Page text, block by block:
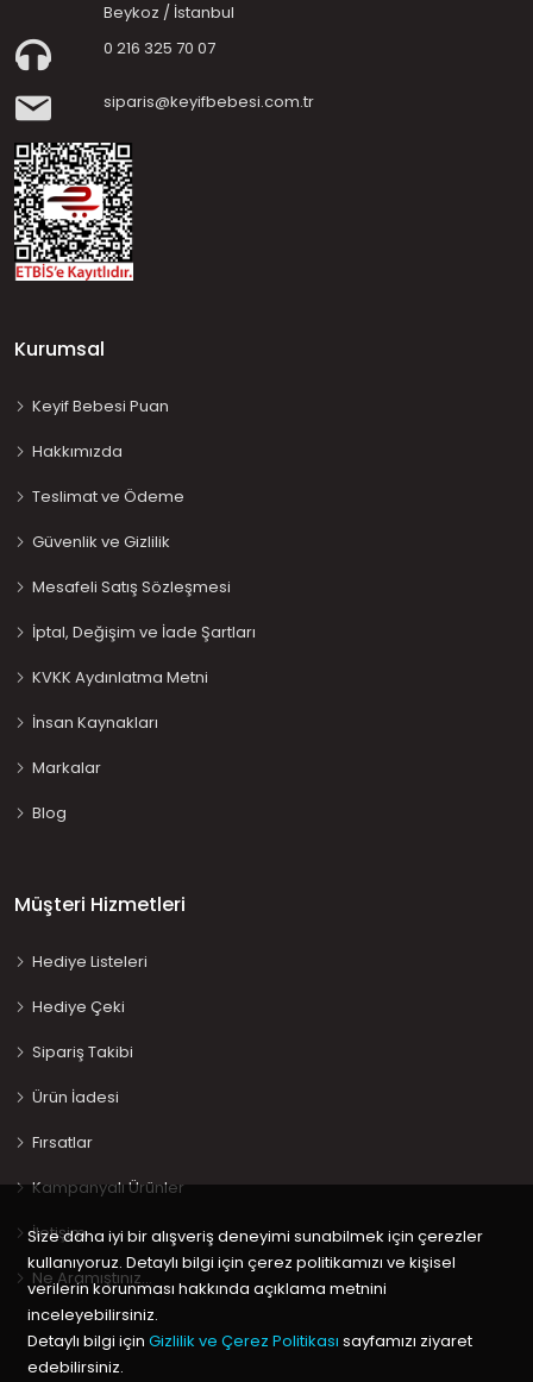
Beykoz / İstanbul
0 216 325 70 07
siparis@keyifbebesi.com.tr
Kurumsal
Keyif Bebesi Puan
Hakkımızda
Teslimat ve Ödeme
Güvenlik ve Gizlilik
Mesafeli Satış Sözleşmesi
İptal, Değişim ve İade Şartları
KVKK Aydınlatma Metni
İnsan Kaynakları
Markalar
Blog
Müşteri Hizmetleri
Hediye Listeleri
Hediye Çeki
Sipariş Takibi
Ürün İadesi
Fırsatlar
Kampanyalı Ürünler
İletişim
Ne Aramıştınız…
Size daha iyi bir alışveriş deneyimi sunabilmek için çerezler
kullanıyoruz. Detaylı bilgi için çerez politikamızı ve kişisel
verilerin korunması hakkında açıklama metnini
inceleyebilirsiniz.
Detaylı bilgi için Gizlilik ve Çerez Politikası sayfamızı ziyaret
edebilirsiniz.